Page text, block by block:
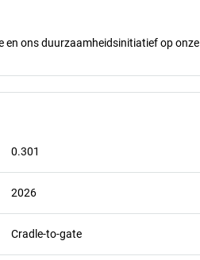
en ons duurzaamheidsinitiatief op onze
0.301
2026
Cradle-to-gate